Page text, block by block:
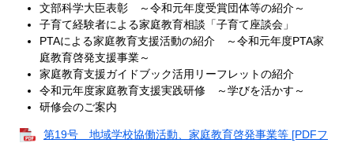
文部科学大臣表彰 ～令和元年度受賞団体等の紹介～
子育て経験者による家庭教育相談「子育て座談会」
PTAによる家庭教育支援活動の紹介 ～令和元年度PTA家
庭教育啓発支援事業～
家庭教育支援ガイドブック活用リーフレットの紹介
令和元年度家庭教育支援実践研修 ～学びを活かす～
研修会のご案内
第19号 地域学校協働活動、家庭教育啓発事業等 [PDFフ